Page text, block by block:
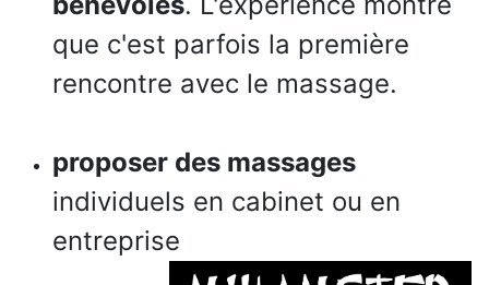
que c'est parfois la première
rencontre avec le massage.
proposer des massages
individuels en cabinet ou en
entreprise